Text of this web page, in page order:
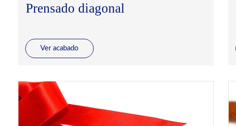
Prensado diagonal
Ver acabado